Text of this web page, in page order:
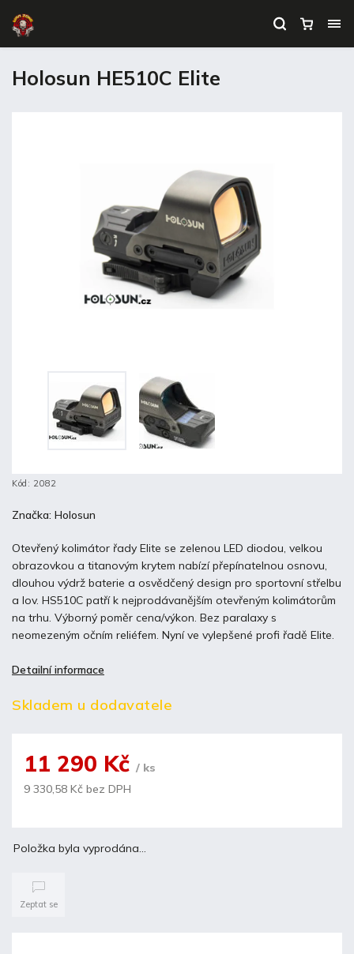
Holosun HE510C Elite
Kód: 2082
Otevřený kolimátor řady Elite se zelenou LED diodou, velkou
obrazovkou a titanovým krytem nabízí přepínatelnou osnovu,
dlouhou výdrž baterie a osvědčený design pro sportovní střelbu
a lov. HS510C patří k nejprodávanějším otevřeným kolimátorům
na trhu. Výborný poměr cena/výkon. Bez paralaxy s
neomezeným očním reliéfem. Nyní ve vylepšené profi řadě Elite.
Detailní informace
Značka: Holosun
Skladem u dodavatele
11 290 Kč / ks
9 330,58 Kč bez DPH
Položka byla vyprodána…
Zeptat se